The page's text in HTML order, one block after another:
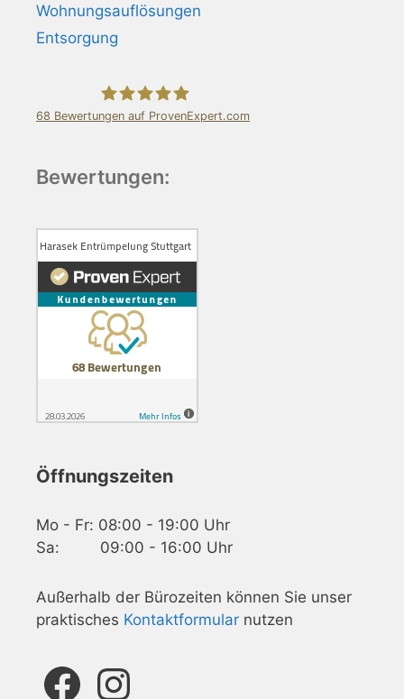
Wohnungsauflösungen
Entsorgung
68 Bewertungen auf ProvenExpert.com
Bewertungen:
Öffnungszeiten
Mo - Fr: 08:00 - 19:00 Uhr
Sa: 09:00 - 16:00 Uhr
Außerhalb der Bürozeiten können Sie unser
praktisches Kontaktformular nutzen
Facebook
Instagram